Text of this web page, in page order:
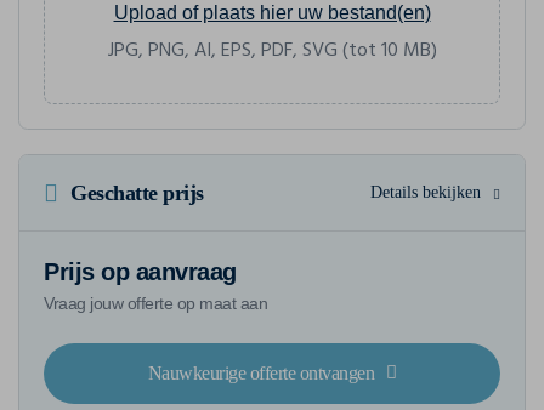
Upload of plaats hier uw bestand(en)
JPG, PNG, AI, EPS, PDF, SVG (tot 10 MB)
Geschatte prijs Details bekijken
Prijs op aanvraag
Vraag jouw offerte op maat aan
Nauwkeurige offerte ontvangen